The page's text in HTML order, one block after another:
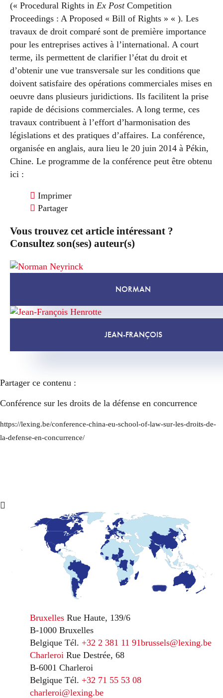
(« Procedural Rights in Ex Post Competition
Proceedings : A Proposed « Bill of Rights » « ). Les
travaux de droit comparé sont de première importance
pour les entreprises actives à l’international. A court
terme, ils permettent de clarifier l’état du droit et
d’obtenir une vue transversale sur les conditions que
doivent satisfaire des opérations commerciales mises en
oeuvre dans plusieurs juridictions. Ils facilitent la prise
rapide de décisions commerciales. A long terme, ces
travaux contribuent à l’effort d’harmonisation des
législations et des pratiques d’affaires. La conférence,
organisée en anglais, aura lieu le 20 juin 2014 à Pékin,
Chine. Le programme de la conférence peut être obtenu
ici :
Imprimer
Partager
Vous trouvez cet article intéressant ?
Consultez son(ses) auteur(s)
NORMAN
JEAN-FRANÇOIS
Partager ce contenu :
Conférence sur les droits de la défense en concurrence
https://lexing.be/conference-china-eu-school-of-law-sur-les-droits-de-
la-defense-en-concurrence/
Bruxelles Rue Haute, 139/6
B-1000 Bruxelles
Belgique Tél. +32 2 381 11 91brussels@lexing.be
Charleroi Rue Destrée, 68
B-6001 Charleroi
Belgique Tél. +32 71 55 53 08
charleroi@lexing.be